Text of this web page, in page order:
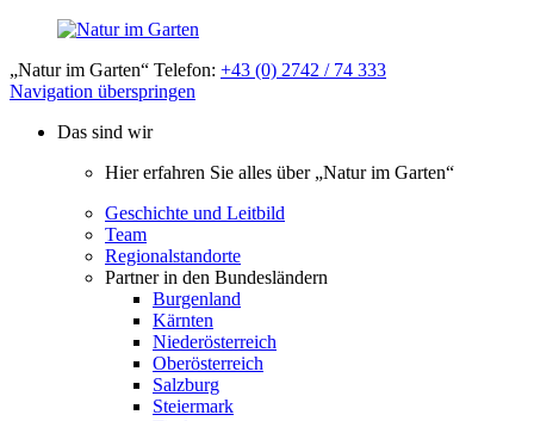
„Natur im Garten“ Telefon: +43 (0) 2742 / 74 333
Navigation überspringen
Das sind wir
Hier erfahren Sie alles über „Natur im Garten“
Geschichte und Leitbild
Team
Regionalstandorte
Partner in den Bundesländern
Burgenland
Kärnten
Niederösterreich
Oberösterreich
Salzburg
Steiermark